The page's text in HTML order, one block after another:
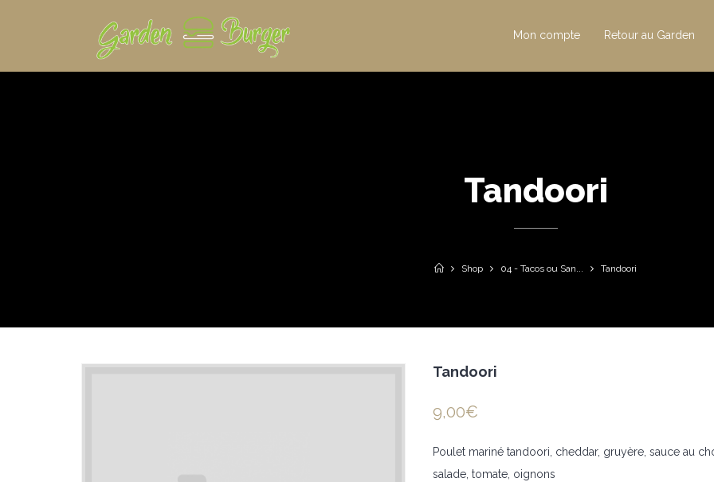
Mon compte Retour au Garden
Tandoori
Shop 04 - Tacos ou San... Tandoori
Tandoori
9,00€
Poulet mariné tandoori, cheddar, gruyère, sauce au
salade, tomate, oignons